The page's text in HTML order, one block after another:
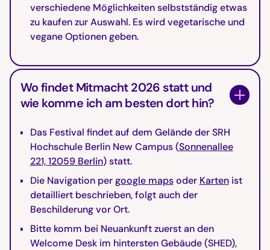
verschiedene Möglichkeiten selbstständig etwas
zu kaufen zur Auswahl. Es wird vegetarische und
vegane Optionen geben.
Wo findet Mitmacht 2026 statt und
wie komme ich am besten dort hin?
Das Festival findet auf dem Gelände der SRH
Hochschule Berlin New Campus (Sonnenallee
221, 12059 Berlin) statt.
Die Navigation pergoogle mapsoder Kartenist
detailliert beschrieben, folgt auch der
Beschilderung vor Ort.
Bitte komm bei Neuankunft zuerst an den
Welcome Desk im hintersten Gebäude (SHED),